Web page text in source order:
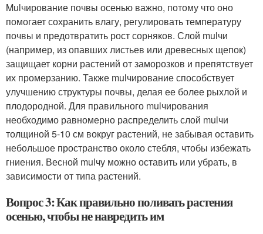
Mulчирование почвы осенью важно, потому что оно
помогает сохранить влагу, регулировать температуру
почвы и предотвратить рост сорняков. Слой mulчи
(например, из опавших листьев или древесных щепок)
защищает корни растений от заморозков и препятствует
их промерзанию. Также mulчирование способствует
улучшению структуры почвы, делая ее более рыхлой и
плодородной. Для правильного mulчирования
необходимо равномерно распределить слой mulчи
толщиной 5-10 см вокруг растений, не забывая оставить
небольшое пространство около стебля, чтобы избежать
гниения. Весной mulчу можно оставить или убрать, в
зависимости от типа растений.
Вопрос 3: Как правильно поливать растения
осенью, чтобы не навредить им